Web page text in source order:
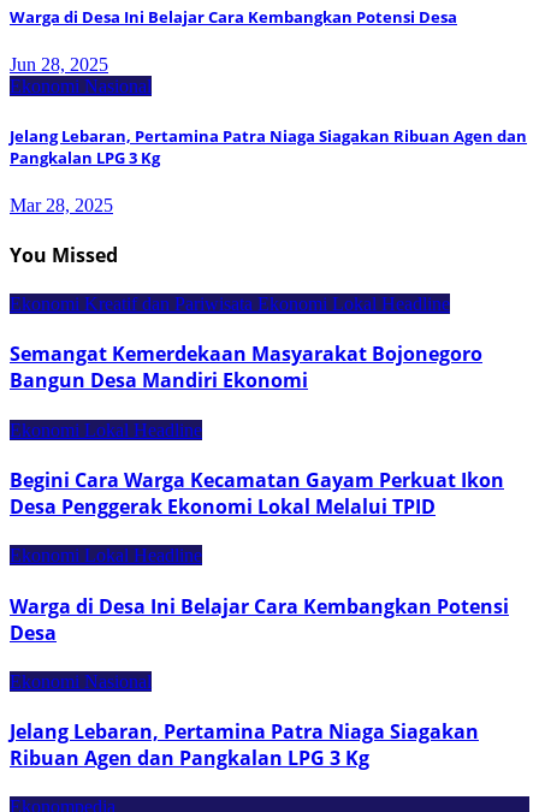
Warga di Desa Ini Belajar Cara Kembangkan Potensi Desa
Jun 28, 2025
Ekonomi Nasional
Jelang Lebaran, Pertamina Patra Niaga Siagakan Ribuan Agen dan
Pangkalan LPG 3 Kg
Mar 28, 2025
You Missed
Ekonomi Kreatif dan Pariwisata Ekonomi Lokal Headline
Semangat Kemerdekaan Masyarakat Bojonegoro
Bangun Desa Mandiri Ekonomi
Ekonomi Lokal Headline
Begini Cara Warga Kecamatan Gayam Perkuat Ikon
Desa Penggerak Ekonomi Lokal Melalui TPID
Ekonomi Lokal Headline
Warga di Desa Ini Belajar Cara Kembangkan Potensi
Desa
Ekonomi Nasional
Jelang Lebaran, Pertamina Patra Niaga Siagakan
Ribuan Agen dan Pangkalan LPG 3 Kg
Ekonompedia